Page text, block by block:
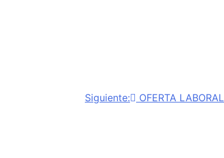
Siguiente: OFERTA LABORAL